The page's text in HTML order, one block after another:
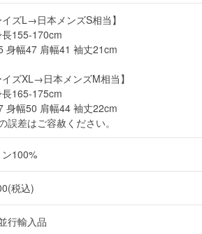
イズL→日本メンズS相当】
155-170cm
身幅47 肩幅41 袖丈21cm
イズXL→日本メンズM相当】
165-175cm
身幅50 肩幅44 袖丈22cm
誤差はご容赦ください。
ン100%
税込)
行輸入品